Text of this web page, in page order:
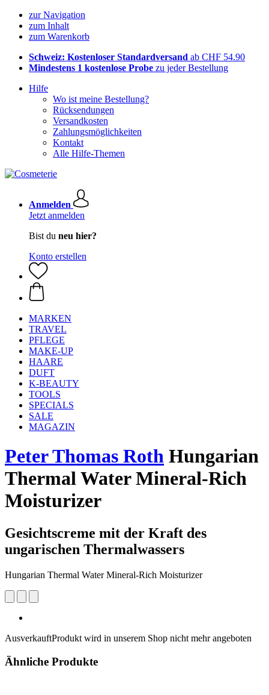
zur Navigation
zum Inhalt
zum Warenkorb
Schweiz: Kostenloser Standardversand ab CHF 54.90
Mindestens 1 kostenlose Probe zu jeder Bestellung
Hilfe
Wo ist meine Bestellung?
Rücksendungen
Versandkosten
Zahlungsmöglichkeiten
Kontakt
Alle Hilfe-Themen
Anmelden
Jetzt anmelden
Bist du neu hier?
Konto erstellen
MARKEN
TRAVEL
PFLEGE
MAKE-UP
HAARE
DUFT
K-BEAUTY
TOOLS
SPECIALS
SALE
MAGAZIN
Peter Thomas Roth Hungarian
Thermal Water Mineral-Rich
Moisturizer
Gesichtscreme mit der Kraft des
ungarischen Thermalwassers
Hungarian Thermal Water Mineral-Rich Moisturizer
AusverkauftProdukt wird in unserem Shop nicht mehr angeboten
Ähnliche Produkte